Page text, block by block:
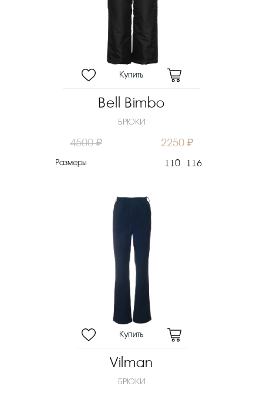
Bell Bimbo
БРЮКИ
4500 ₽ 2250 ₽
Размеры 110 116
Vilman
БРЮКИ